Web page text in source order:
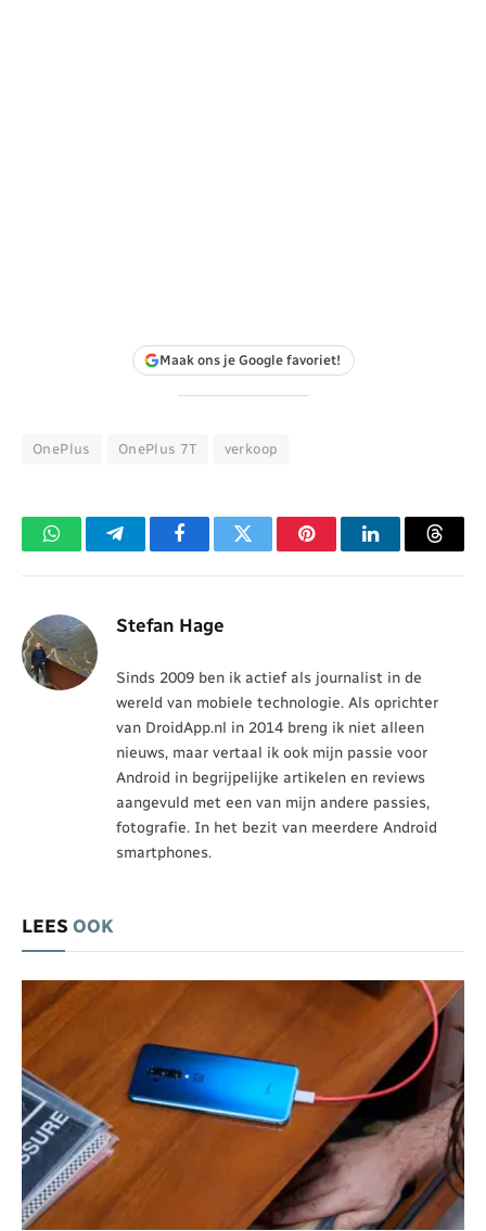
Maak ons je Google favoriet!
OnePlus OnePlus 7T verkoop
WhatsAppTelegramFacebookTwitter PinterestLinkedIn
Stefan Hage
Sinds 2009 ben ik actief als journalist in de
wereld van mobiele technologie. Als oprichter
van DroidApp.nl in 2014 breng ik niet alleen
nieuws, maar vertaal ik ook mijn passie voor
Android in begrijpelijke artikelen en reviews
aangevuld met een van mijn andere passies,
fotografie. In het bezit van meerdere Android
smartphones.
LEES OOK